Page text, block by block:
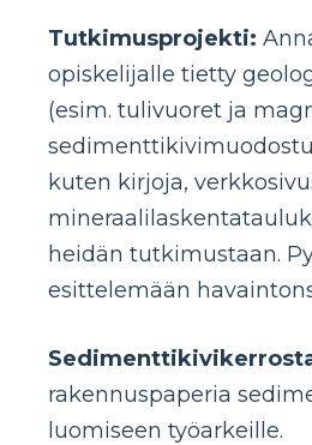
Tutkimusprojekti:
opiskelijalle tietty
(esim. tulivuoret ja
kuten kirjoja,
heidän tutkimustaan.
esittelemään
rakennuspaperia
luomiseen työarkeille.